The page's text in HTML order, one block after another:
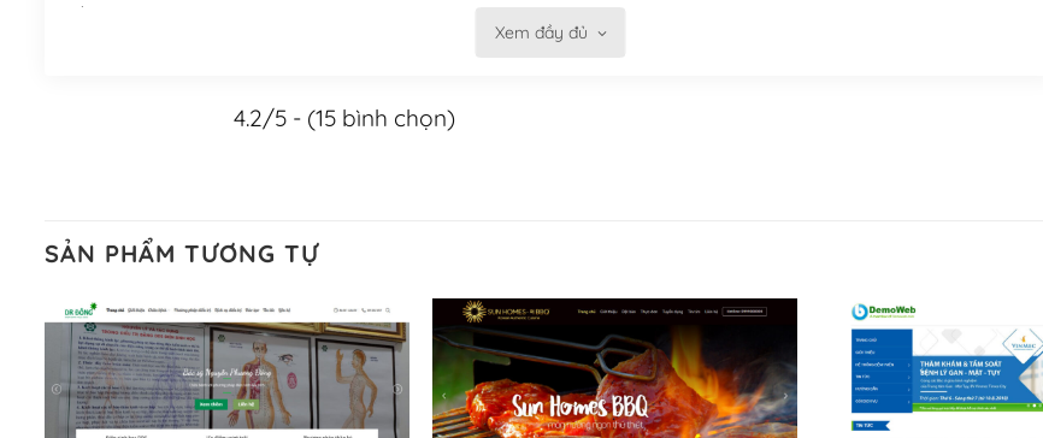
Tối ưu hóa công cụ tìm kiếm
Khi bạn sử dụng WordPress, thì vấn đề giao diện của bạn trở nên dễ dàng và nhanh chóng. Với kho Theme
– Sở hữu một cộng đồng lớn, sẵn sàng hỗ trợ
WordPress là nơi lưu trữ cho một diễn đàn cộng đồng khổng lồ được kiểm duyệt bởi các nhân viên và những người
cuồng tín WordPress.
Xem đầy đủ
4.2/5 - (15 bình chọn)
SẢN PHẨM TƯƠNG TỰ